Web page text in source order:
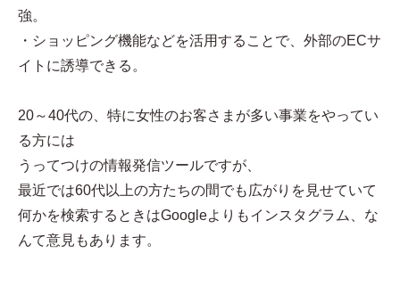
強。
・ショッピング機能などを活用することで、外部のECサ
イトに誘導できる。
20～40代の、特に女性のお客さまが多い事業をやってい
る方には
うってつけの情報発信ツールですが、
最近では60代以上の方たちの間でも広がりを見せていて
何かを検索するときはGoogleよりもインスタグラム、な
んて意見もあります。